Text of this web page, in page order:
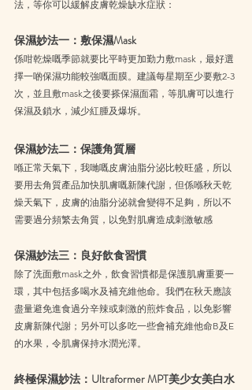
法，等你可以緩解皮膚乾燥缺水症狀：
保濕妙法一：敷保濕Mask
係咁乾燥嘅季節就要比平時更加勤力敷mask，最好選
擇一啲保濕功能較強嘅面膜。建議每星期至少要敷2-3
次，並且敷mask之後要搽保濕面霜，等肌膚可以進行
保濕及鎖水，減少紅腫及爆坼。
保濕妙法二：保護角質層
喺正常天氣下，我哋嘅皮膚油脂分泌比較旺盛，所以
要用去角質產品加快肌膚嘅新陳代謝，但係喺秋天乾
燥天氣下，皮膚的油脂分泌就會變得不足夠，所以不
需要過分頻繁去角質，以免對肌膚造成刺激敏感
保濕妙法三：良好飲食習慣
除了洗面敷mask之外，飲食習慣都是保護肌膚重要一
環，其中包括多喝水及補充維他命。我們在秋天應該
盡量避免進食過分辛辣或刺激的煎炸食品，以免影響
皮膚新陳代謝；另外可以多吃一些會補充維他命B及E
的水果，令肌膚保持水潤光澤。
終極保濕妙法：Ultraformer MPT美少女美白水